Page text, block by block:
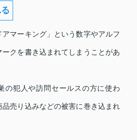
マーキング」という数字やアルフ
ークを書き込まれてしまうことがあ
の犯人や訪問セールスの方に使わ
品売り込みなどの被害に巻き込まれ